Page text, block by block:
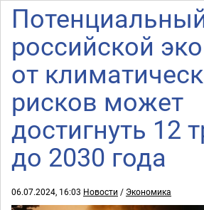
российской
от
рисков может
достигнуть 12
до 2030 года
06.07.2024, 16:03 Новости / Экономика